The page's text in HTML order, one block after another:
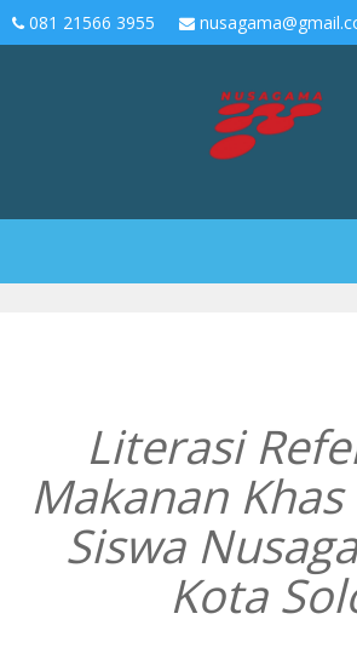
081 21566 3955
Literasi
Makanan
Siswa
Kota